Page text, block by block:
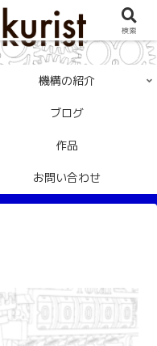
機構の紹介
ブログ
作品
お問い合わせ
検索